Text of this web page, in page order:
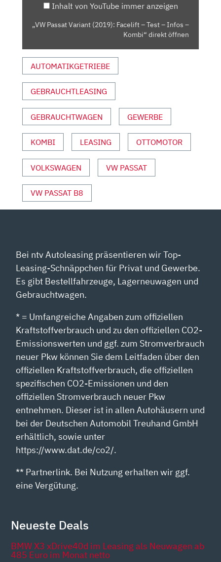
INFOS
VON
YOUTUBE
Inhalt von YouTube immer anzeigen
„VW Passat Variant (2019): Facelift – Test – Infos –
Kombi“ direkt öffnen
AUTOMATIKGETRIEBE
GEBRAUCHTLEASING
GEBRAUCHTWAGEN GEWERBE
KOMBI LEASING OTTOMOTOR
VOLKSWAGEN VW PASSAT
VW PASSAT B8
Bei ntv Autoleasing präsentieren wir Top-
Leasing-Schnäppchen für Privat und Gewerbe.
Es gibt Bestellfahrzeuge, Lagerneuwagen und
Gebrauchtwagen.
* = Umfangreiche Angaben zum offiziellen
Kraftstoffverbrauch und zu den offiziellen CO2-
Emissionswerten und ggf. zum Stromverbrauch
neuer Pkw können Sie dem Leitfaden über den
offiziellen Kraftstoffverbrauch, die offiziellen
spezifischen CO2-Emissionen und den
offiziellen Stromverbrauch neuer Pkw
entnehmen. Dieser ist in allen Autohäusern und
bei der Deutschen Automobil Treuhand GmbH
erhältlich, sowie unter
https://www.dat.de/co2/.
** Partnerlink. Bei Nutzung erhalten wir ggf.
eine Vergütung.
Neueste Deals
BMW X3 xDrive40d im Leasing als Neuwagen ab
485 Euro im Monat netto